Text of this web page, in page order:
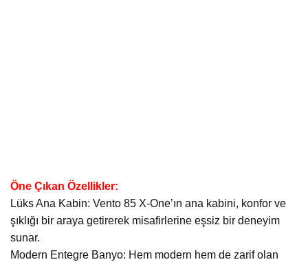
Öne Çıkan Özellikler:
Lüks Ana Kabin: Vento 85 X-One’ın ana kabini, konfor ve
şıklığı bir araya getirerek misafirlerine eşsiz bir deneyim
sunar.
Modern Entegre Banyo: Hem modern hem de zarif olan